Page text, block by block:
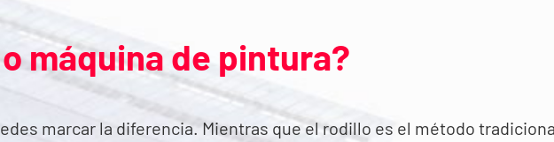
máquina de pintura?
marcar la diferencia. Mientras que el rodillo es el método